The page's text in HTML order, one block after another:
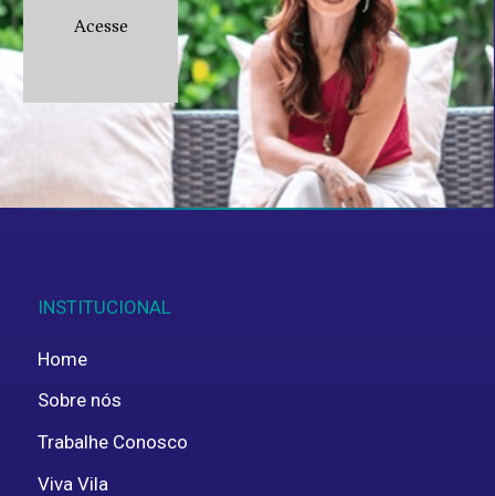
Aceito fornecer estes dados pessoais para
uso interno, em concordância com apolítica de
privacidade.
ENVIAR
Acesse
INSTITUCIONAL
Home
Sobre nós
Trabalhe Conosco
Viva Vila